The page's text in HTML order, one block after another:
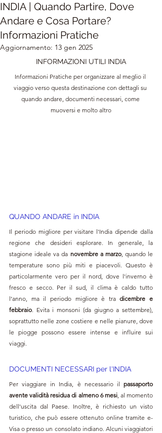
INDIA | Quando Partire, Dove
Andare e Cosa Portare?
Informazioni Pratiche
Aggiornamento: 13 gen 2025
INFORMAZIONI UTILI INDIA
Informazioni Pratiche per organizzare al meglio il
viaggio verso questa destinazione con dettagli su
quando andare, documenti necessari, come
muoversi e molto altro
QUANDO ANDARE in INDIA
Il periodo migliore per visitare l'India dipende dalla
regione che desideri esplorare. In generale, la
stagione ideale va da novembre a marzo, quando le
temperature sono più miti e piacevoli. Questo è
particolarmente vero per il nord, dove l'inverno è
fresco e secco. Per il sud, il clima è caldo tutto
l’anno, ma il periodo migliore è tra dicembre e
febbraio . Evita i monsoni (da giugno a settembre),
soprattutto nelle zone costiere e nelle pianure, dove
le piogge possono essere intense e influire sui
viaggi.
DOCUMENTI NECESSARI per l'INDIA
Per viaggiare in India, è necessario il passaporto
avente validità residua di almeno 6 mesi, al momento
dell'uscita dal Paese. Inoltre, è richiesto un visto
turistico, che può essere ottenuto online tramite e-
Visa o presso un consolato indiano. Alcuni viaggiatori